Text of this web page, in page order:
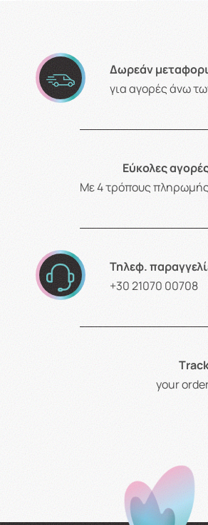
Δωρεάν
για αγορές άνω
Εύκολες
Με 4 τρόπους
Τηλεφ.
+30 21070 00708
your